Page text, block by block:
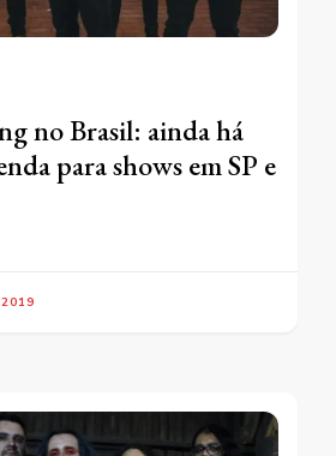
no Brasil: ainda há
para shows em SP e